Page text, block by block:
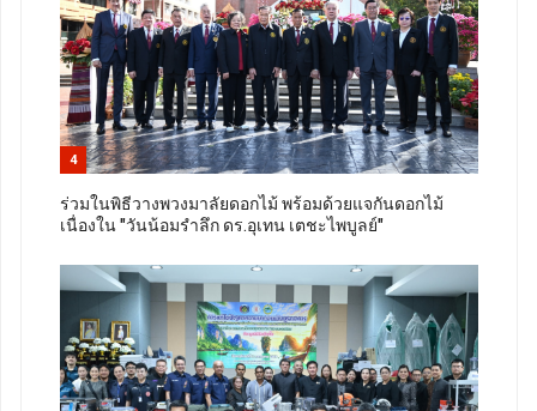
4
ร่วมในพิธีวางพวงมาลัยดอกไม้ พร้อมด้วยแจกันดอกไม้
เนื่องใน "วันน้อมรำลึก ดร.อุเทน เตชะไพบูลย์"